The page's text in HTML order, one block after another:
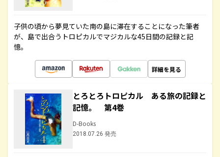
子供の頃から夢見ていた南の島に滞在することになった筆者
が、島で出合うトロピカルでマジカルな45日間の記録と記
憶。
詳細を見る
とろとろトロピカル ある旅の記録と
記憶。 第4巻
D-Books
2018.07.26 発売